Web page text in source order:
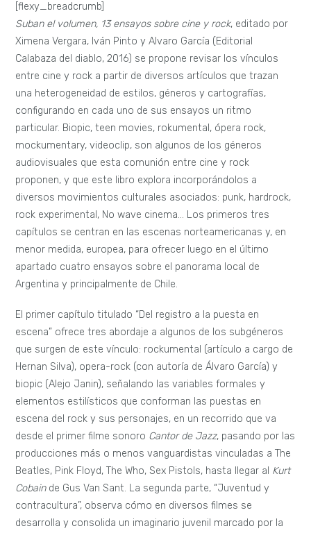
[flexy_breadcrumb]
Suban el volumen, 13 ensayos sobre cine y rock, editado por
Ximena Vergara, Iván Pinto y Alvaro García (Editorial
Calabaza del diablo, 2016) se propone revisar los vínculos
entre cine y rock a partir de diversos artículos que trazan
una heterogeneidad de estilos, géneros y cartografías,
configurando en cada uno de sus ensayos un ritmo
particular. Biopic, teen movies, rokumental, ópera rock,
mockumentary, videoclip, son algunos de los géneros
audiovisuales que esta comunión entre cine y rock
proponen, y que este libro explora incorporándolos a
diversos movimientos culturales asociados: punk, hardrock,
rock experimental, No wave cinema… Los primeros tres
capítulos se centran en las escenas norteamericanas y, en
menor medida, europea, para ofrecer luego en el último
apartado cuatro ensayos sobre el panorama local de
Argentina y principalmente de Chile.
El primer capítulo titulado “Del registro a la puesta en
escena” ofrece tres abordaje a algunos de los subgéneros
que surgen de este vínculo: rockumental (artículo a cargo de
Hernan Silva), opera-rock (con autoría de Álvaro García) y
biopic (Alejo Janin), señalando las variables formales y
elementos estilísticos que conforman las puestas en
escena del rock y sus personajes, en un recorrido que va
desde el primer filme sonoro Cantor de Jazz, pasando por las
producciones más o menos vanguardistas vinculadas a The
Beatles, Pink Floyd, The Who, Sex Pistols, hasta llegar al Kurt
Cobainde Gus Van Sant. La segunda parte, “Juventud y
contracultura”, observa cómo en diversos filmes se
desarrolla y consolida un imaginario juvenil marcado por la